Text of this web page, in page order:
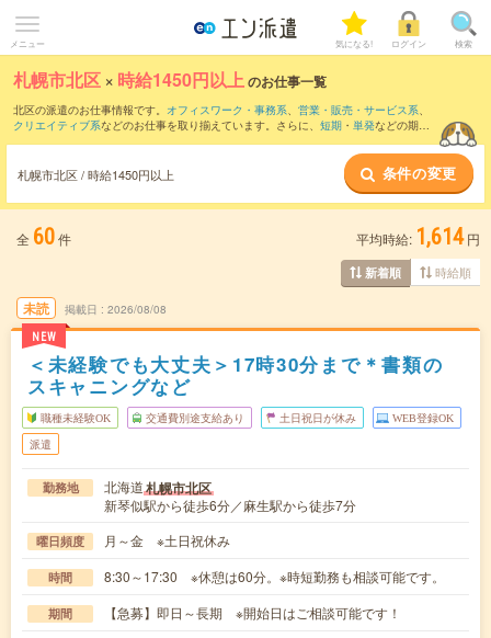
メニュー 気になる! ログイン 検索
札幌市北区 × 時給1450円以上のお仕事一覧
北区の派遣のお仕事情報です。 オフィスワーク・事務系、 営業・販売・サービス系、
クリエイティブ系などのお仕事を取り揃えています。さらに、 短期 ・ 単発などの期間
札幌市北区 / 時給1450円以上 条件の変更
全 60件 平均時給: 1,614 円
新着順 時給順
未読
NEW
掲載日 2026/08/08
＜未経験でも大丈夫＞17時30分まで＊書類の
スキャニングなど
職種未経験OK 交通費別途支給あり 土日祝日が休み WEB登録OK
派遣
勤務地 北海道札幌市北区
新琴似駅から徒歩6分／麻生駅から徒歩7分
曜日頻度 月～金 ※土日祝休み
時間 8:30～17:30 ※休憩は60分。※時短勤務も相談可能です。
期間 【急募】即日～長期 ※開始日はご相談可能です！